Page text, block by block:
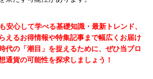
心して学べる基礎知識・最新トレンド、
えるお得情報や特集記事まで幅広くお届け
代の「潮目」を捉えるために、ぜひ当ブロ
通貨の可能性を探求しましょう！